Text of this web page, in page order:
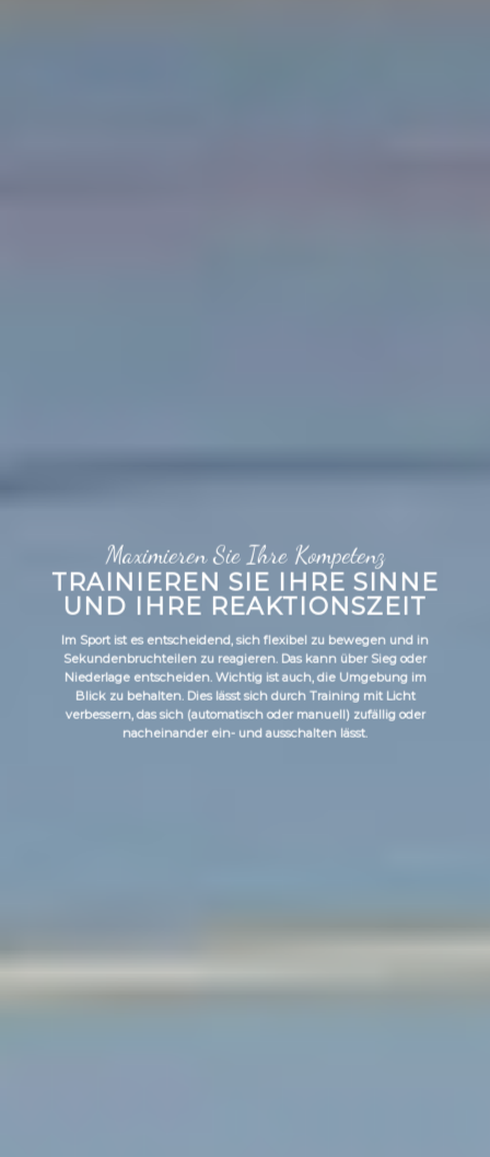
Maximieren Sie Ihre Kompetenz
TRAINIEREN SIE IHRE SINNE
UND IHRE REAKTIONSZEIT
Im Sport ist es entscheidend, sich flexibel zu bewegen und in
Sekundenbruchteilen zu reagieren. Das kann über Sieg oder
Niederlage entscheiden. Wichtig ist auch, die Umgebung im
Blick zu behalten. Dies lässt sich durch Training mit Licht
verbessern, das sich (automatisch oder manuell) zufällig oder
nacheinander ein- und ausschalten lässt.